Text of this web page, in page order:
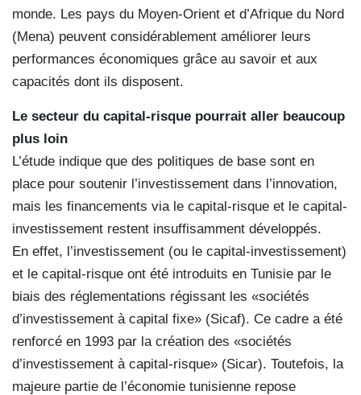
monde. Les pays du Moyen-Orient et d’Afrique du Nord
(Mena) peuvent considérablement améliorer leurs
performances économiques grâce au savoir et aux
capacités dont ils disposent.
Le secteur du capital-risque pourrait aller beaucoup
plus loin
L’étude indique que des politiques de base sont en
place pour soutenir l’investissement dans l’innovation,
mais les financements via le capital-risque et le capital-
investissement restent insuffisamment développés.
En effet, l’investissement (ou le capital-investissement)
et le capital-risque ont été introduits en Tunisie par le
biais des réglementations régissant les «sociétés
d’investissement à capital fixe» (Sicaf). Ce cadre a été
renforcé en 1993 par la création des «sociétés
d’investissement à capital-risque» (Sicar). Toutefois, la
majeure partie de l’économie tunisienne repose